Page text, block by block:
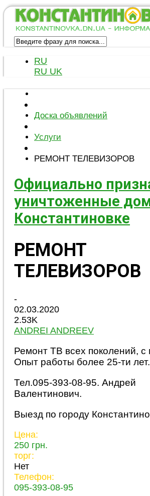
RU
RU UK
Доска объявлений
Услуги
РЕМОНТ ТЕЛЕВИЗОРОВ
Официально
уничтоженные
Константиновке
РЕМОНТ
ТЕЛЕВИЗОРОВ
-
02.03.2020
2.53K
ANDREI ANDREEV
Ремонт ТВ всех поколений, с
Опыт работы более 25-ти лет.
Тел.095-393-08-95. Андрей
Валентинович.
Выезд по городу
Цена:
250 грн.
торг:
Нет
Телефон:
095-393-08-95